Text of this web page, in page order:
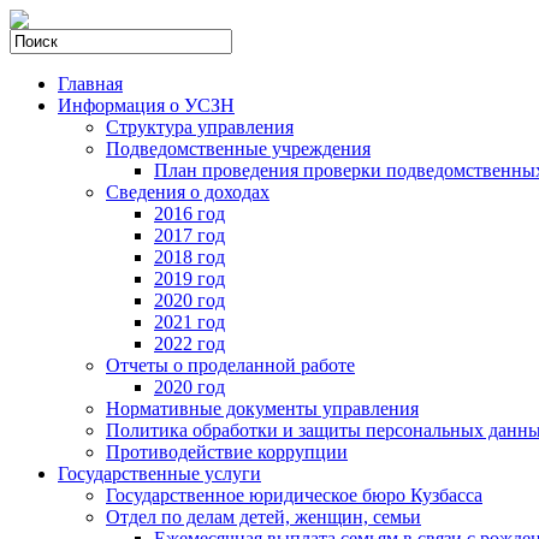
Главная
Информация о УСЗН
Структура управления
Подведомственные учреждения
План проведения проверки
Сведения о доходах
2016 год
2017 год
2018 год
2019 год
2020 год
2021 год
2022 год
Отчеты о проделанной работе
2020 год
Нормативные документы управления
Политика обработки и защиты персональных
Противодействие коррупции
Государственные услуги
Государственное юридическое бюро Кузбасса
Отдел по делам детей, женщин, семьи